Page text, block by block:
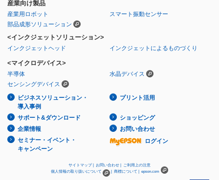
産業向け製品
産業用ロボット
スマート振動センサー
部品成形ソリューション
<インクジェットソリューション>
インクジェットヘッド インクジェットによるものづくり
<マイクロデバイス>
半導体
水晶デバイス
センシングデバイス
ビジネスソリューション・
導入事例
プリント活用
サポート&ダウンロード
ショッピング
企業情報
お問い合わせ
セミナー・イベント・
キャンペーン
ログイン
サイトマップ | お問い合わせ |
ご利用上の注意
個人情報の取り扱いについて
商標について | epson.com